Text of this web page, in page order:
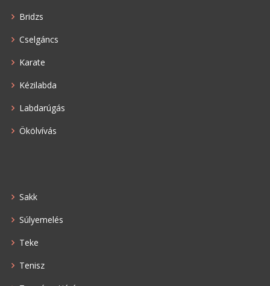
Bridzs
Cselgáncs
Karate
Kézilabda
Labdarúgás
Ökölvívás
Sakk
Súlyemelés
Teke
Tenisz